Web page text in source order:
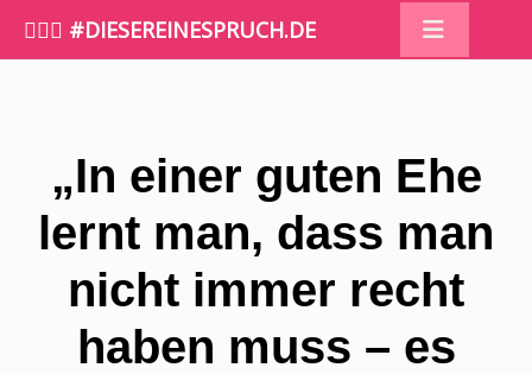
🤷🏼‍♀️ #DIESEREINESPRUCH.DE
„In einer guten Ehe
lernt man, dass man
nicht immer recht
haben muss – es